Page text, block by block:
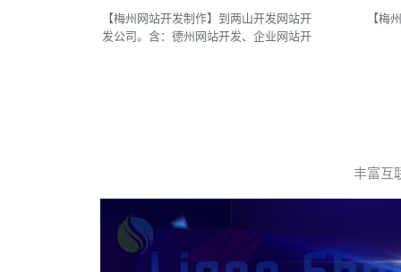
【梅州网站开发制作】到两山开发网站开
发公司。含：德州网站开发、企业网站开
【梅
丰富互